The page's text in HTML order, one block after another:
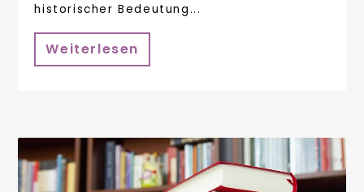
historischer Bedeutung...
Weiterlesen